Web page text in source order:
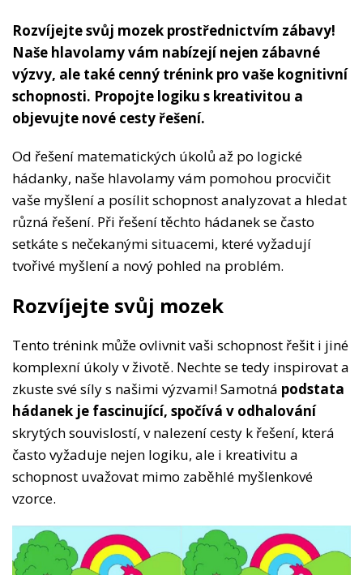
Rozvíjejte svůj mozek prostřednictvím zábavy!
Naše hlavolamy vám nabízejí nejen zábavné
výzvy, ale také cenný trénink pro vaše kognitivní
schopnosti. Propojte logiku s kreativitou a
objevujte nové cesty řešení.
Od řešení matematických úkolů až po logické
hádanky, naše hlavolamy vám pomohou procvičit
vaše myšlení a posílit schopnost analyzovat a hledat
různá řešení. Při řešení těchto hádanek se často
setkáte s nečekanými situacemi, které vyžadují
tvořivé myšlení a nový pohled na problém.
Rozvíjejte svůj mozek
Tento trénink může ovlivnit vaši schopnost řešit i jiné
komplexní úkoly v životě. Nechte se tedy inspirovat a
zkuste své síly s našimi výzvami! Samotná podstata
hádanek je fascinující, spočívá v odhalování
skrytých souvislostí, v nalezení cesty k řešení, která
často vyžaduje nejen logiku, ale i kreativitu a
schopnost uvažovat mimo zaběhlé myšlenkové
vzorce.